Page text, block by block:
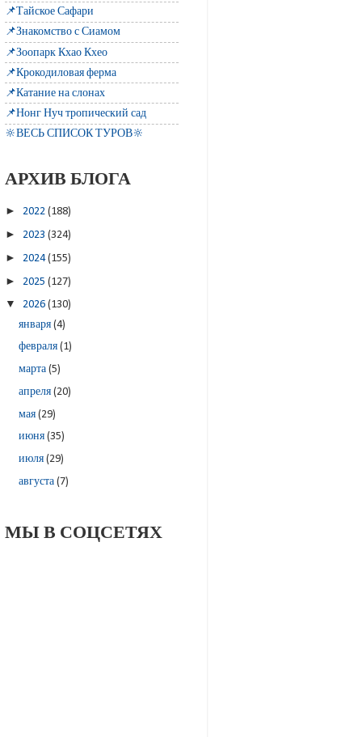
📌Тайское Сафари
📌Знакомство с Сиамом
📌Зоопарк Кхао Кхео
📌Крокодиловая ферма
📌Катание на слонах
📌Нонг Нуч тропический сад
🔆ВЕСЬ СПИСОК ТУРОВ🔆
АРХИВ БЛОГА
► 2022 (188)
► 2023 (324)
► 2024(155)
► 2025 (127)
▼ 2026 (130)
января(4)
февраля(1)
марта(5)
апреля(20)
мая(29)
июня(35)
июля(29)
августа(7)
МЫ В СОЦСЕТЯХ